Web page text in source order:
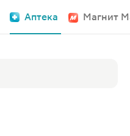
Аптека Магнит